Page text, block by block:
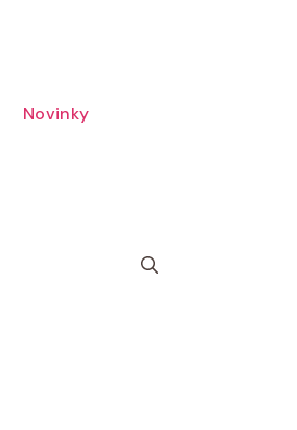
Novinky